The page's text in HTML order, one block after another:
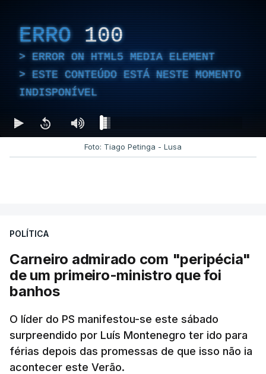
ERRO 100
ERROR ON HTML5 MEDIA ELEMENT
ESTE CONTEÚDO ESTÁ NESTE MOMENTO
INDISPONÍVEL
Foto: Tiago Petinga - Lusa
POLÍTICA
Carneiro admirado com "peripécia"
de um primeiro-ministro que foi
banhos
O líder do PS manifestou-se este sábado
surpreendido por Luís Montenegro ter ido para
férias depois das promessas de que isso não ia
acontecer este Verão.